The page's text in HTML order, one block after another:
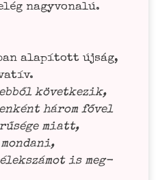
nagyvonalú.
ban alapí­tott újság,
követ­ke­zik,
három fővel
miatt,
is meg­